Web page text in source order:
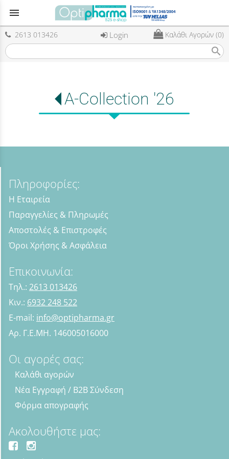
menu
2613 013426 Login Καλάθι Αγορών (0)
search
A-Collection '26
Πληροφορίες:
Η Εταιρεία
Παραγγελίες & Πληρωμές
Αποστολές & Επιστροφές
Όροι Χρήσης & Ασφάλεια
Επικοινωνία:
Τηλ.: 2613 013426
Κιν.: 6932 248 522
E-mail: info@optipharma.gr
Αρ. Γ.Ε.ΜΗ. 146005016000
Οι αγορές σας:
Καλάθι αγορών
Νέα Εγγραφή / B2B Σύνδεση
Φόρμα απογραφής
Ακολουθήστε μας: